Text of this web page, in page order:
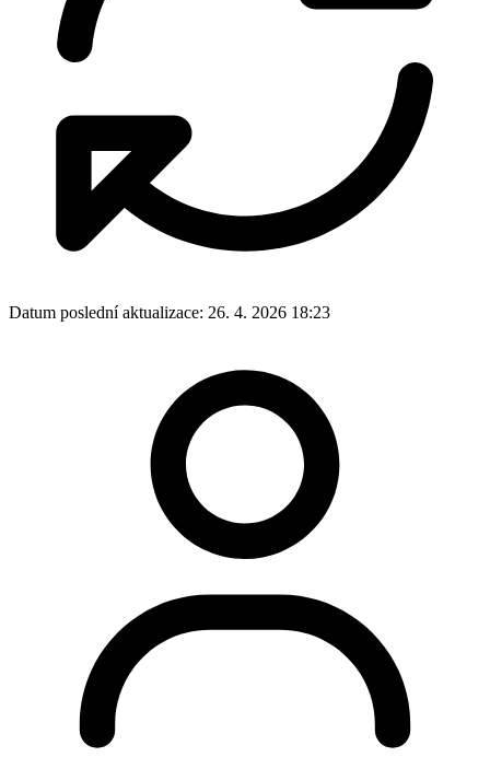
Datum poslední aktualizace: 26. 4. 2026 18:23